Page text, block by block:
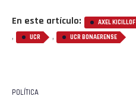
En este artículo: AXEL KICILLOF
, UCR , UCR BONAERENSE
POLÍTICA